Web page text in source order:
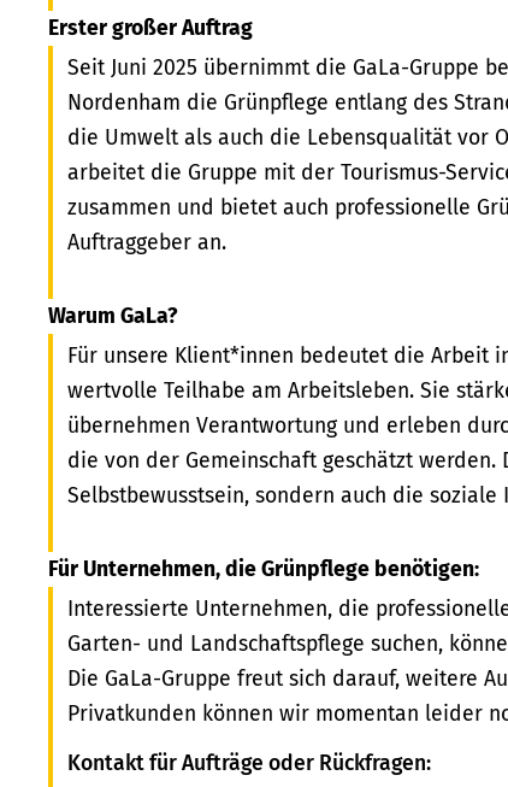
Erster großer Auftrag
Seit Juni 2025 übernimmt die GaLa-Gruppe
Nordenham die Grünpflege entlang des
die Umwelt als auch die Lebensqualität vor
arbeitet die Gruppe mit der Tourismus-
zusammen und bietet auch professionelle
Auftraggeber an.
Warum GaLa?
Für unsere Klient*innen bedeutet die Arbeit
wertvolle Teilhabe am Arbeitsleben. Sie
übernehmen Verantwortung und erleben
die von der Gemeinschaft geschätzt
Selbstbewusstsein, sondern auch die
Für Unternehmen, die Grünpflege benötigen:
Interessierte Unternehmen, die
Garten- und Landschaftspflege suchen,
Die GaLa-Gruppe freut sich darauf, weitere
Privatkunden können wir momentan leider
Kontakt für Aufträge oder Rückfragen: